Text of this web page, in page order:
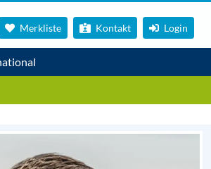
Merkliste Kontakt Login